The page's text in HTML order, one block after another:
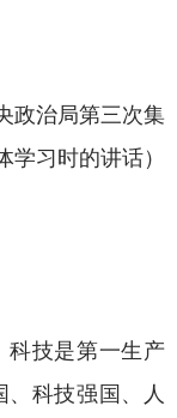
政治局第三次集
学习时的讲话）
技是第一生产
科技强国、人